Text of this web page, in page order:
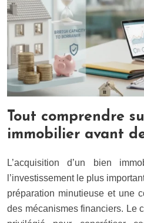
Tout comprendre
immobilier avant
L’acquisition d’un bien
l’investissement le plus
préparation minutieuse et une
des mécanismes financiers. Le